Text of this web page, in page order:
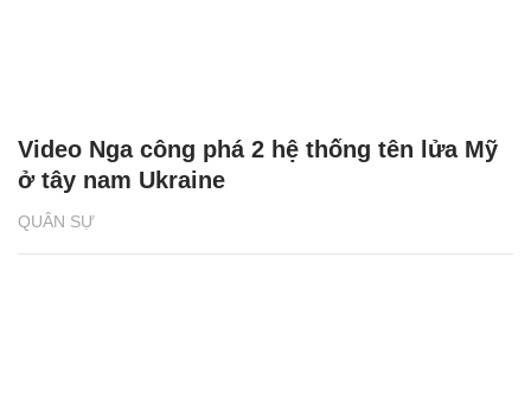
QUÂN SỰ
Video Nga công phá 2 hệ thống tên lửa Mỹ
ở tây nam Ukraine